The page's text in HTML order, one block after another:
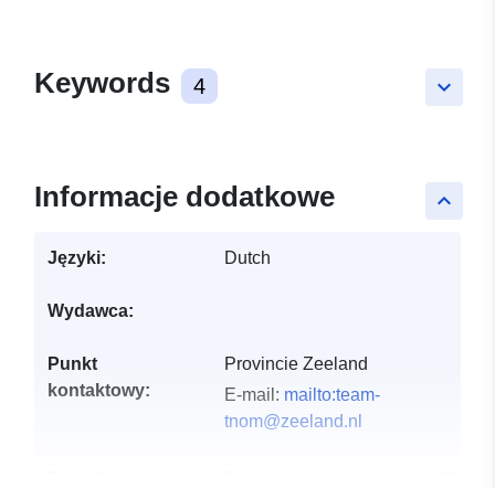
keyboard_arrow_down
Keywords 4
keyboard_arrow_up
Informacje dodatkowe
Języki: Dutch
Wydawca:
Punkt
kontaktowy:
Provincie Zeeland
E-mail: mailto:team-
tnom@zeeland.nl